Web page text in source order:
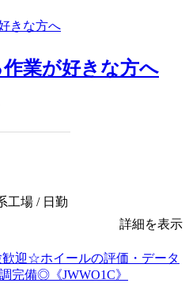
作業が好きな方へ
工場 / 日勤
詳細を表示